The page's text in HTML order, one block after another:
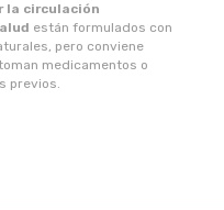
la circulación
están formulados con
pero conviene
medicamentos o
previos.